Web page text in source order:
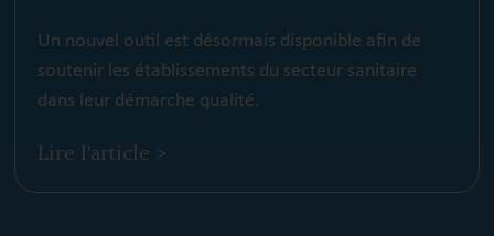
Un nouvel outil est désormais disponible afin de
soutenir les établissements du secteur sanitaire
dans leur démarche qualité.
Lire l'article >